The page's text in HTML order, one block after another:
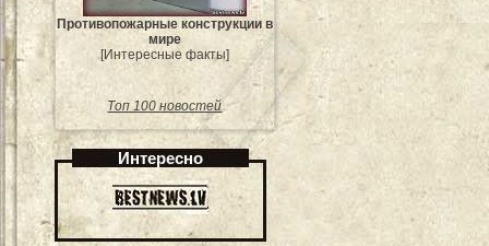
Противопожарные конструкции в
мире
[Интересные факты]
Топ 100 новостей
Интересно